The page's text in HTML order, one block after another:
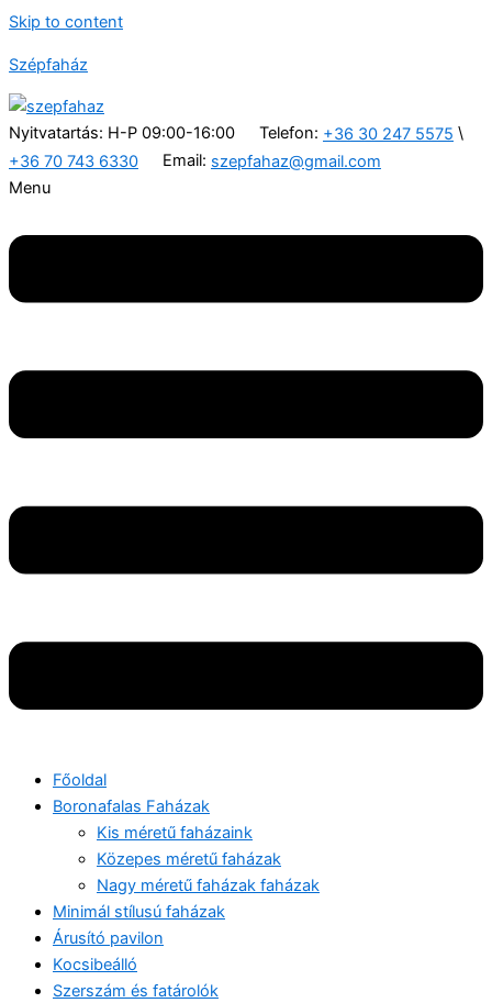
Skip to content
Szépfaház
Nyitvatartás: H-P 09:00-16:00 Telefon: +36 30 247 5575 \
+36 70 743 6330
Email: szepfahaz@gmail.com
Menu
Főoldal
Boronafalas Faházak
Kis méretű faházaink
Közepes méretű faházak
Nagy méretű faházak faházak
Minimál stílusú faházak
Árusító pavilon
Kocsibeálló
Szerszám és fatárolók